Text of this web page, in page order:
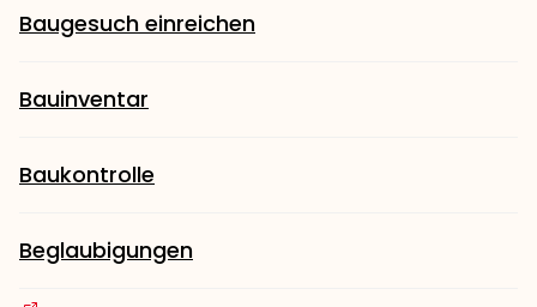
Baugesuch einreichen
Bauinventar
Baukontrolle
Beglaubigungen